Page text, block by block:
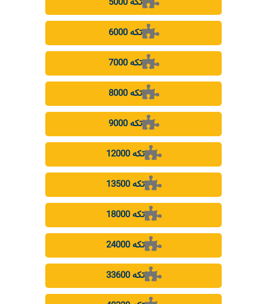
6000 تکه
7000 تکه
8000 تکه
9000 تکه
12000 تکه
13500 تکه
18000 تکه
24000 تکه
33600 تکه